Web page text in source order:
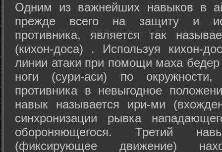
Одним из важнейших навыков в
прежде всего на защиту и
противника, является так
(кихон-доса) . Используя кихон-
линии атаки при помощи маха
ноги (сури-аси) по
противника в невыгодное
навык называется ири-ми
синхронизации рывка
обороняющегося. Третий
(фиксирующее движение)